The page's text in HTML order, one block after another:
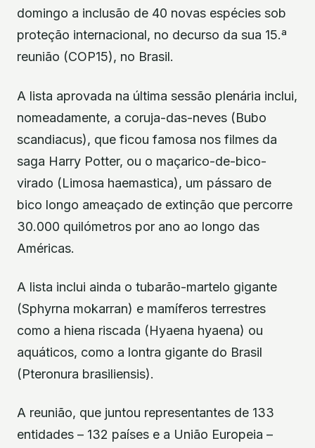
domingo a inclusão de 40 novas espécies sob
proteção internacional, no decurso da sua 15.ª
reunião (COP15), no Brasil.
A lista aprovada na última sessão plenária inclui,
nomeadamente, a coruja-das-neves (Bubo
scandiacus), que ficou famosa nos filmes da
saga Harry Potter, ou o maçarico-de-bico-
virado (Limosa haemastica), um pássaro de
bico longo ameaçado de extinção que percorre
30.000 quilómetros por ano ao longo das
Américas.
A lista inclui ainda o tubarão-martelo gigante
(Sphyrna mokarran) e mamíferos terrestres
como a hiena riscada (Hyaena hyaena) ou
aquáticos, como a lontra gigante do Brasil
(Pteronura brasiliensis).
A reunião, que juntou representantes de 133
entidades – 132 países e a União Europeia –